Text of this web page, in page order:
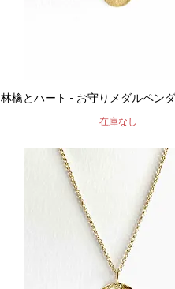
クイックビュー
林檎とハート - お守りメダルペン
在庫なし